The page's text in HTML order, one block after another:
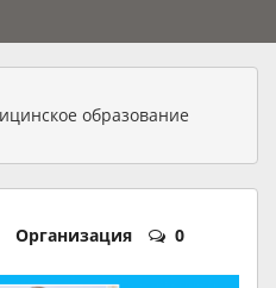
образование
Организация 0